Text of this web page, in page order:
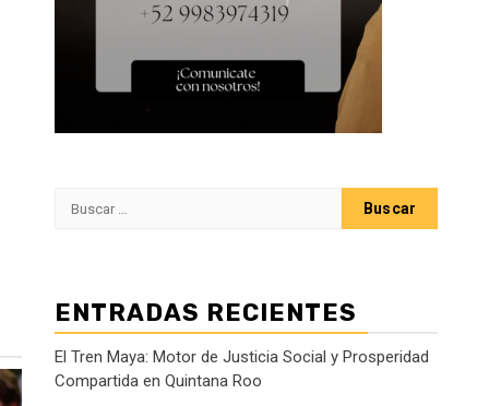
ENTRADAS RECIENTES
El Tren Maya: Motor de Justicia Social y Prosperidad
Compartida en Quintana Roo